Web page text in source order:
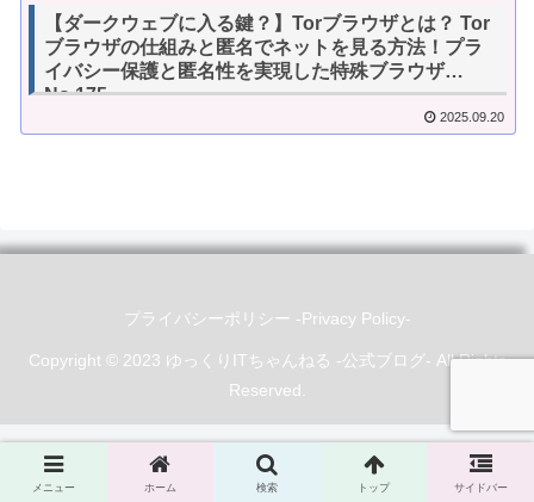
【ダークウェブに入る鍵？】Torブラウザとは？ Tor
ブラウザの仕組みと匿名でネットを見る方法！プラ
イバシー保護と匿名性を実現した特殊ブラウザ
No.175
2025.09.20
プライバシーポリシー -Privacy Policy-
Copyright © 2023 ゆっくりITちゃんねる -公式ブログ- All Rights
Reserved.
メニュー ホーム 検索 トップ サイドバー